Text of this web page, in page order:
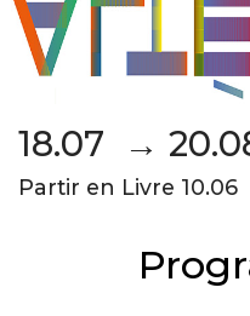
18.07 →
Partir en Livre 10.06